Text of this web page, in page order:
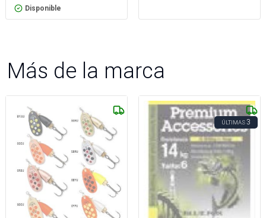
Disponible
Más de la marca
ÚLTIMAS3